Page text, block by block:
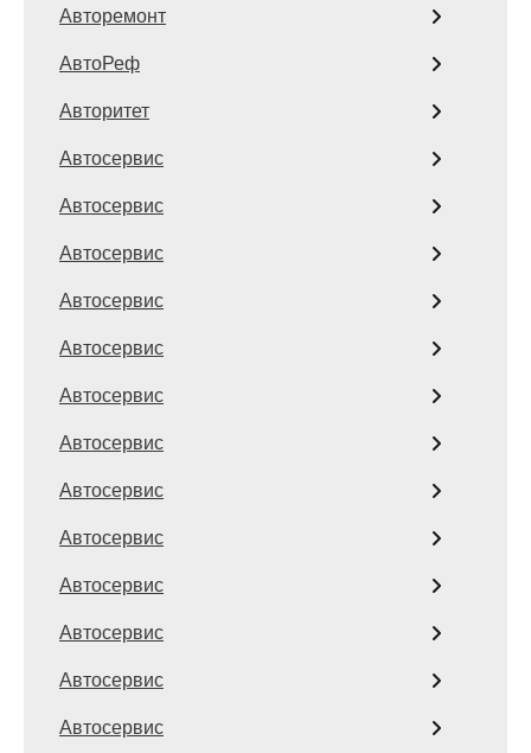
Авторемонт
АвтоРеф
Авторитет
Автосервис
Автосервис
Автосервис
Автосервис
Автосервис
Автосервис
Автосервис
Автосервис
Автосервис
Автосервис
Автосервис
Автосервис
Автосервис